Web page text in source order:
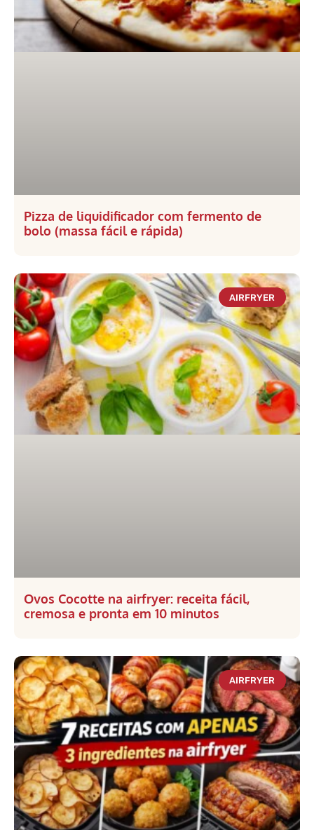
Pizza de liquidificador com fermento de
bolo (massa fácil e rápida)
AIRFRYER
Ovos Cocotte na airfryer: receita fácil,
cremosa e pronta em 10 minutos
AIRFRYER